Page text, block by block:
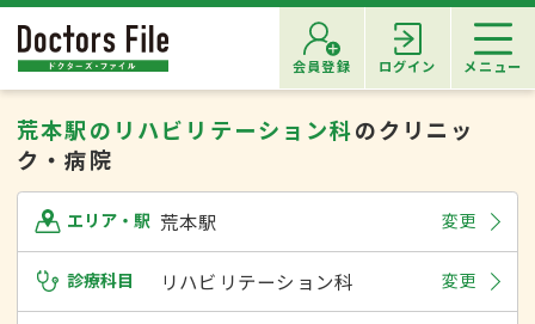
会員登録 ログイン メニュー
荒本駅のリハビリテーション科のクリニッ
ク・病院
エリア・駅 荒本駅 変更
診療科目 リハビリテーション科 変更